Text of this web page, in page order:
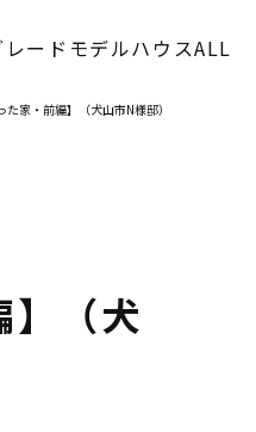
レード モデルハウスALL
家・前編】（犬山市N様邸）
】（犬